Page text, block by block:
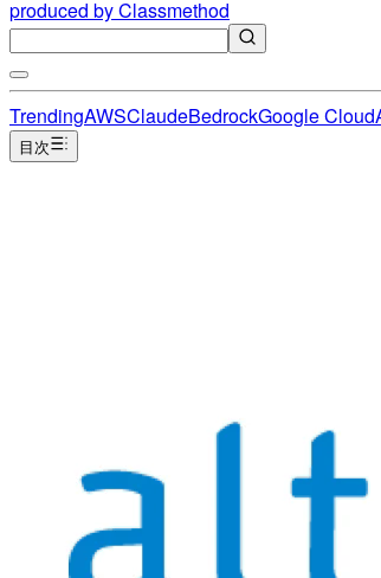
produced by Classmethod
TrendingAWSClaudeBedrockGoogle Cloud
目次